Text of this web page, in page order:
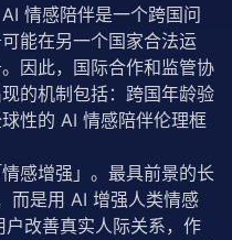
情感陪伴是一个跨国问
能在另一个国家合法运
因此，国际合作和监管协
的机制包括：跨国年龄验
性的 AI 情感陪伴伦理框
感增强」。最具前景的长
而是用 AI 增强人类情感
改善真实人际关系，作